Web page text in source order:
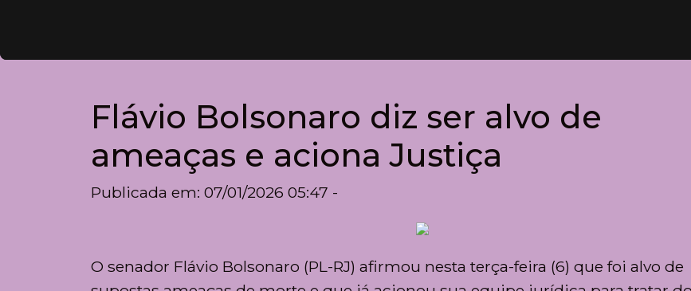
Flávio Bolsonaro diz ser alvo de
ameaças e aciona Justiça
Publicada em: 07/01/2026 05:47 -
O senador Flávio Bolsonaro (PL-RJ) afirmou nesta terça-feira (6) que foi alvo de